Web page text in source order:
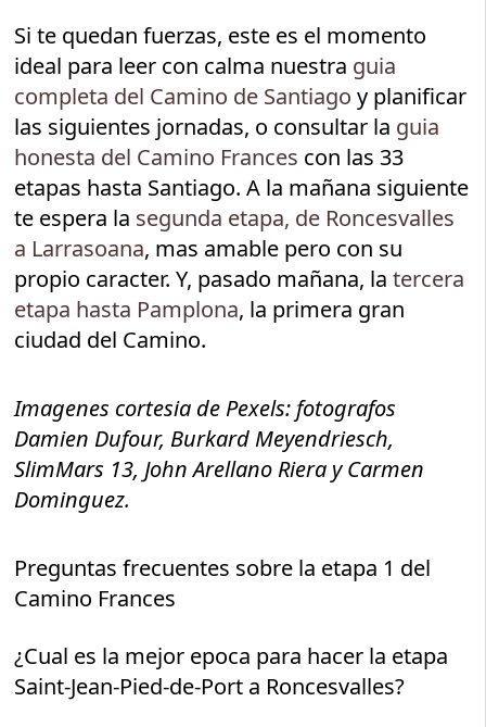
Si te quedan fuerzas, este es el momento
ideal para leer con calma nuestra guia
completa del Camino de Santiago y planificar
las siguientes jornadas, o consultar la guia
honesta del Camino Frances con las 33
etapas hasta Santiago. A la mañana siguiente
te espera la segunda etapa, de Roncesvalles
a Larrasoana, mas amable pero con su
propio caracter. Y, pasado mañana, latercera
etapa hasta Pamplona, la primera gran
ciudad del Camino.
Imagenes cortesia de Pexels: fotografos
Damien Dufour, Burkard Meyendriesch,
SlimMars 13, John Arellano Riera y Carmen
Dominguez.
Preguntas frecuentes sobre la etapa 1 del
Camino Frances
¿Cual es la mejor epoca para hacer la etapa
Saint-Jean-Pied-de-Port a Roncesvalles?